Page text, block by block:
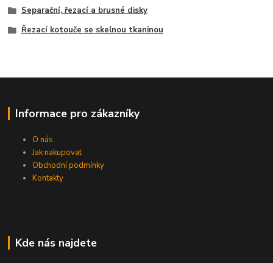
Separační, řezací a brusné disky
Řezací kotouče se skelnou tkaninou
Informace pro zákazníky
O nás
Jak nakupovat
Obchodní podmínky
Kontakty
Kde nás najdete